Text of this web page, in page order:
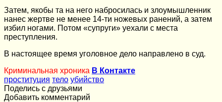
Затем, якобы та на него набросилась и злоумышленник
нанес жертве не менее 14-ти ножевых ранений, а затем
избил ногами. Потом «супруги» уехали с места
преступления.
В настоящее время уголовное дело направлено в суд.
Криминальная хроника В Контакте
проституция тело убийство
Поделись с друзьями
Добавить комментарий